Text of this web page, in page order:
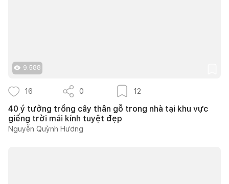
9.588
16 0 12
40 ý tưởng trồng cây thân gỗ trong nhà tại khu vực
giếng trời mái kính tuyệt đẹp
Nguyễn Quỳnh Hương